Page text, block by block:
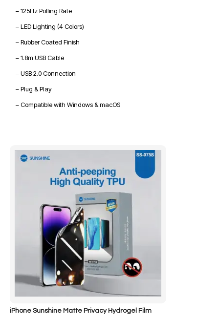
– 125Hz Polling Rate
– LED Lighting (4 Colors)
– Rubber Coated Finish
– 1.8m USB Cable
– USB 2.0 Connection
– Plug & Play
– Compatible with Windows & macOS
iPhone Sunshine Matte Privacy Hydrogel Film